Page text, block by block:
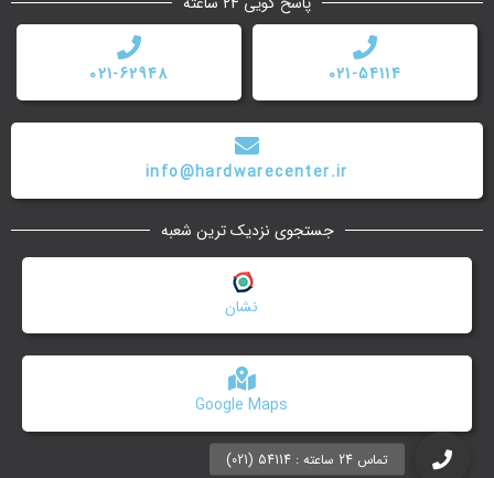
021-54114
021-62948
info@hardwarecenter.ir
جستجوی نزدیک ترین شعبه
Google Maps
نشان